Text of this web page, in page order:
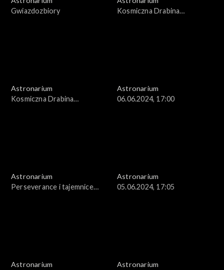
Gwiazdozbiory
Kosmiczna Drabina
Astronarium
Kosmiczna Drabina
Astronarium
06.06.2024, 17:00
Astronarium
Perseverance i tajemnice
Astronarium
05.06.2024, 17:05
Astronarium
Astronarium